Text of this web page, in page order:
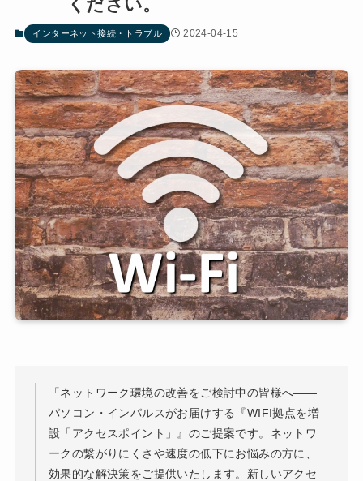
ください。
インターネット接続・トラブル 2024-04-15
「ネットワーク環境の改善をご検討中の皆様へ――
パソコン・インパルスがお届けする『WIFI拠点を増
設「アクセスポイント」』のご提案です。ネットワ
ークの繋がりにくさや速度の低下にお悩みの方に、
効果的な解決策をご提供いたします。新しいアクセ